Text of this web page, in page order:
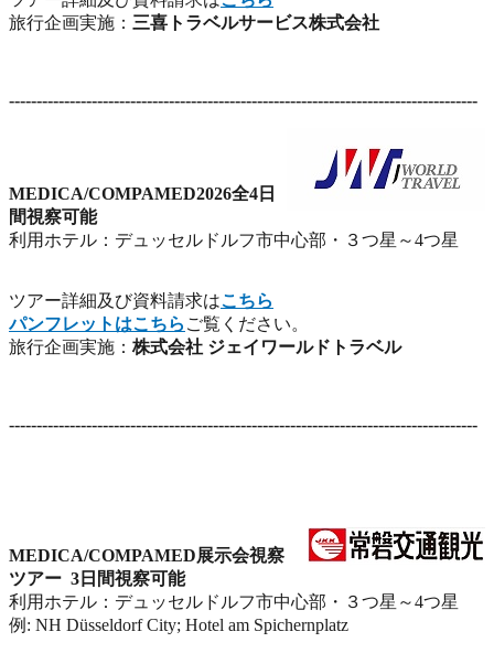
旅行企画実施： 三喜トラベルサービス株式会社
-------------------------------------------------------------------------------------
MEDICA/COMPAMED2026全4日
間視察可能
利用ホテル：デュッセルドルフ市中心部・３つ星～4つ星
ツアー詳細及び資料請求はこちら
パンフレットはこちら ご覧ください。
旅行企画実施： 株式会社 ジェイワールドトラベル
-------------------------------------------------------------------------------------
MEDICA/COMPAMED展示会視察
ツアー 3日間視察可能
利用ホテル：デュッセルドルフ市中心部・３つ星～4つ星
例: NH Düsseldorf City; Hotel am Spichernplatz